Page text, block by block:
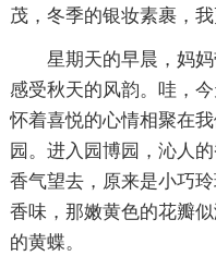
茂，冬季的银妆素裹，
星期天的早晨，妈
感受秋天的风韵。哇，
怀着喜悦的心情相聚在
园。进入园博园，沁人
香气望去，原来是小巧
香味，那嫩黄色的花瓣
的黄蝶。